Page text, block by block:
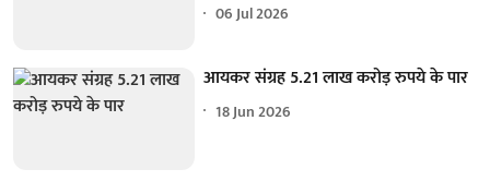
06 Jul 2026
आयकर संग्रह 5.21 लाख करोड़ रुपये के पार
18 Jun 2026